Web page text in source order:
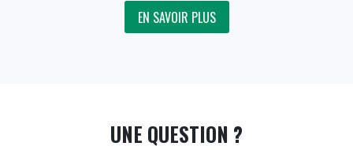
EN SAVOIR PLUS
UNE QUESTION ?